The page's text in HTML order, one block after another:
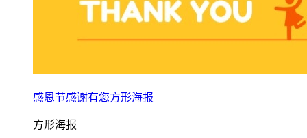
感恩节感谢有您方形海报
方形海报